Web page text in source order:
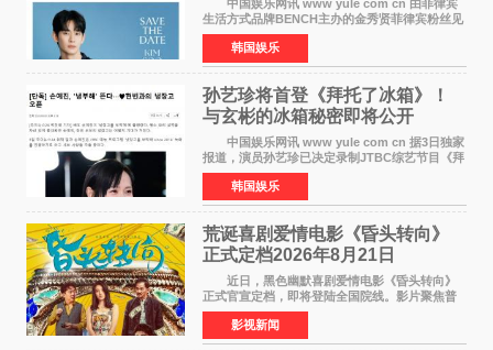
中国娱乐网讯 www yule com cn 由菲律宾
生活方式品牌BENCH主办的金秀贤菲律宾粉丝见
面会，将于10月2日在马尼拉SM Mall of
Asia（MOA）竞技场举行，预计规模达2万人。
这也是金秀贤自去年陷
韩国娱乐
孙艺珍将首登《拜托了冰箱》！
与玄彬的冰箱秘密即将公开
中国娱乐网讯 www yule com cn 据3日独家
报道，演员孙艺珍已决定录制JTBC综艺节目《拜
托了冰箱》，目前正在协调具体细节。这是孙艺
珍首次公开个人冰箱，也是她婚后首次以玄彬的
妻子身份参与
韩国娱乐
荒诞喜剧爱情电影《昏头转向》
正式定档2026年8月21日
近日，黑色幽默喜剧爱情电影《昏头转向》
正式官宣定档，即将登陆全国院线。影片聚焦普
通人的荒诞生活，以戏谑诙谐的镜头语言、反转
不断的剧情，融合爆笑喜剧与细腻爱情元素，打
造出一部接地气
影视新闻